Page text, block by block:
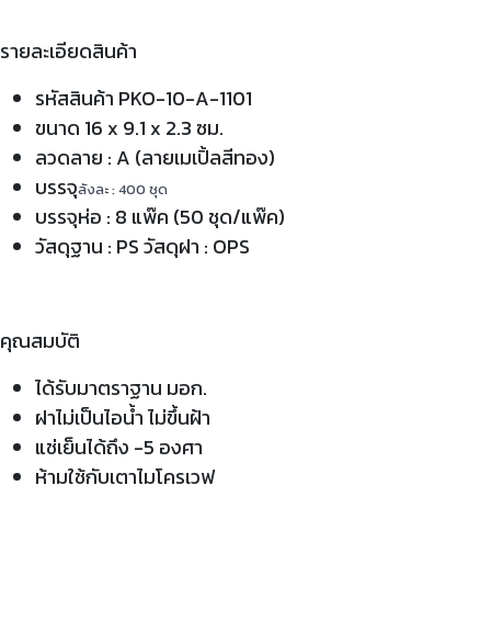
รายละเอียดสินค้า
รหัสสินค้า PKO-10-A-1101
ขนาด 16 x 9.1 x 2.3 ซม.
ลวดลาย : A (ลายเมเปิ้ลสีทอง)
บรรจุลังละ : 400 ชุด
บรรจุห่อ : 8 แพ๊ค (50 ชุด/แพ๊ค)
วัสดุฐาน : PS วัสดุฝา : OPS
คุณสมบัติ
ได้รับมาตราฐาน มอก.
ฝาไม่เป็นไอน้ำ ไม่ขึ้นฝ้า
แช่เย็นได้ถึง -5 องศา
ห้ามใช้กับเตาไมโครเวฟ